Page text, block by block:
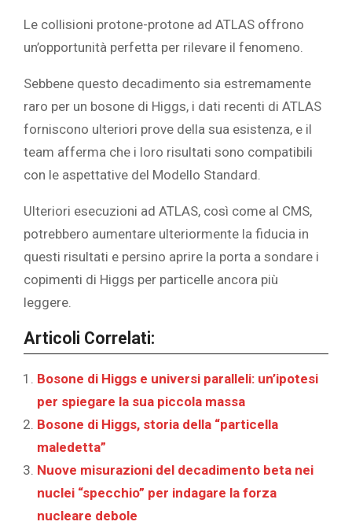
Le collisioni protone-protone ad ATLAS offrono
un’opportunità perfetta per rilevare il fenomeno.
Sebbene questo decadimento sia estremamente
raro per un bosone di Higgs, i dati recenti di ATLAS
forniscono ulteriori prove della sua esistenza, e il
team afferma che i loro risultati sono compatibili
con le aspettative del Modello Standard.
Ulteriori esecuzioni ad ATLAS, così come al CMS,
potrebbero aumentare ulteriormente la fiducia in
questi risultati e persino aprire la porta a sondare i
copimenti di Higgs per particelle ancora più
leggere.
Articoli Correlati:
Bosone di Higgs e universi paralleli: un’ipotesi
per spiegare la sua piccola massa
Bosone di Higgs, storia della “particella
maledetta”
Nuove misurazioni del decadimento beta nei
nuclei “specchio” per indagare la forza
nucleare debole